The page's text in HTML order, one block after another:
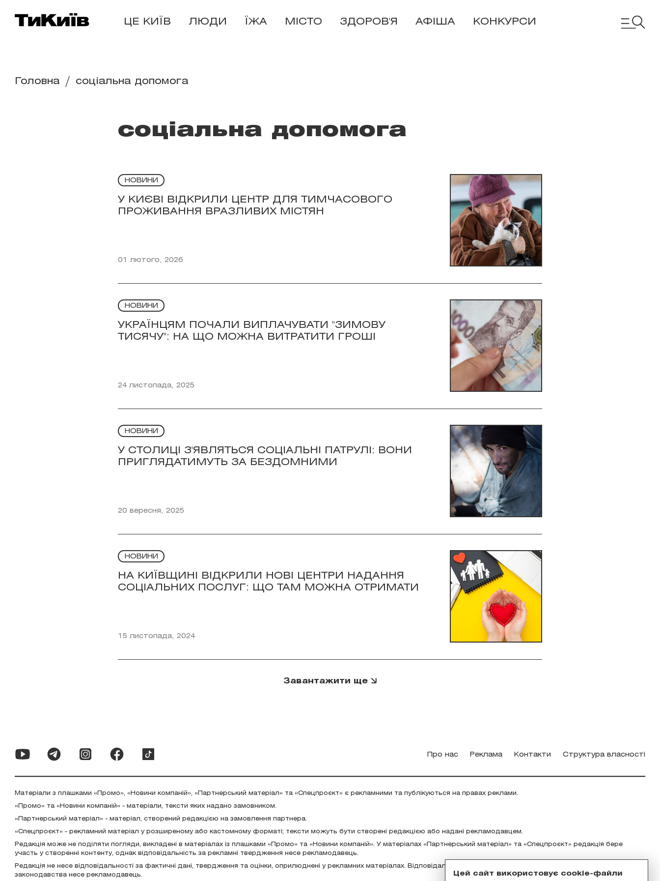
ЦЕ КИЇВ ЛЮДИ ЇЖА МІСТО ЗДОРОВ'Я АФІША КОНКУРСИ
Головна соціальна допомога
соціальна допомога
НОВИНИ
У КИЄВІ ВІДКРИЛИ ЦЕНТР ДЛЯ ТИМЧАСОВОГО
ПРОЖИВАННЯ ВРАЗЛИВИХ МІСТЯН
01 лютого, 2026
НОВИНИ
УКРАЇНЦЯМ ПОЧАЛИ ВИПЛАЧУВАТИ "ЗИМОВУ
ТИСЯЧУ": НА ЩО МОЖНА ВИТРАТИТИ ГРОШІ
24 листопада, 2025
НОВИНИ
У СТОЛИЦІ З'ЯВЛЯТЬСЯ СОЦІАЛЬНІ ПАТРУЛІ: ВОНИ
ПРИГЛЯДАТИМУТЬ ЗА БЕЗДОМНИМИ
20 вересня, 2025
НОВИНИ
НА КИЇВЩИНІ ВІДКРИЛИ НОВІ ЦЕНТРИ НАДАННЯ
СОЦІАЛЬНИХ ПОСЛУГ: ЩО ТАМ МОЖНА ОТРИМАТИ
15 листопада, 2024
Завантажити ще
Цей сайт використовує cookie-файли
Про нас Реклама Контакти Структура власності
Матеріали з плашками «Промо», «Новини компаній», «Партнерський матеріал» та «Спецпроєкт» є рекламними та публікуються на правах реклами.
«Промо» та «Новини компаній» - матеріали, тексти яких надано замовником.
«Партнерський матеріал» - матеріал, створений редакцією на замовлення партнера.
«Спецпроєкт» - рекламний матеріал у розширеному або кастомному форматі; тексти можуть бути створені редакцією або надані рекламодавцем.
Редакція може не поділяти погляди, викладені в матеріалах із плашками «Промо» та «Новини компаній». У матеріалах «Партнерський матеріал» та «Спецпроєкт» редакція бере
участь у створенні контенту, однак відповідальність за рекламні твердження несе рекламодавець.
Редакція не несе відповідальності за фактичні дані, твердження та оцінки, оприлюднені у рекламних матеріалах. Відповідальність за зміст реклами відповідно до українського
законодавства несе рекламодавець.